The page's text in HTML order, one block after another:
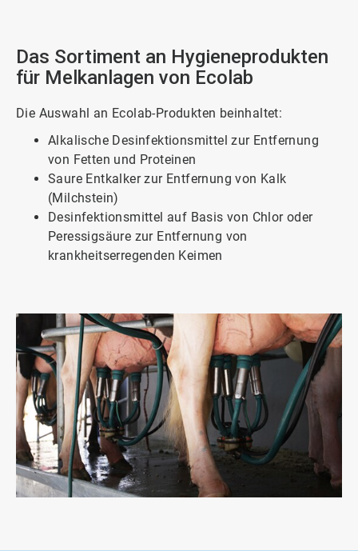
Das Sortiment an Hygieneprodukten
für Melkanlagen von Ecolab
Die Auswahl an Ecolab-Produkten beinhaltet:
Alkalische Desinfektionsmittel zur Entfernung
von Fetten und Proteinen
Saure Entkalker zur Entfernung von Kalk
(Milchstein)
Desinfektionsmittel auf Basis von Chlor oder
Peressigsäure zur Entfernung von
krankheitserregenden Keimen